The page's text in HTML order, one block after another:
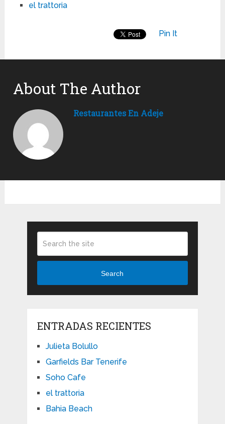
el trattoria
Pin It
About The Author
Restaurantes En Adeje
Search
ENTRADAS RECIENTES
Julieta Bolullo
Garfields Bar Tenerife
Soho Cafe
el trattoria
Bahia Beach